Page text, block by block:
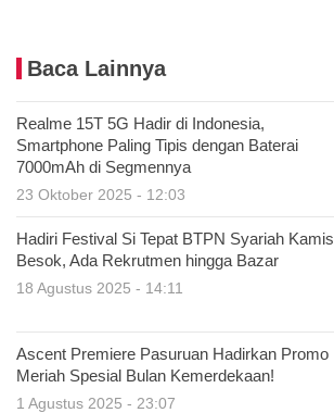
Baca Lainnya
Realme 15T 5G Hadir di Indonesia,
Smartphone Paling Tipis dengan Baterai
7000mAh di Segmennya
23 Oktober 2025 - 12:03
Hadiri Festival Si Tepat BTPN Syariah Kamis
Besok, Ada Rekrutmen hingga Bazar
18 Agustus 2025 - 14:11
Ascent Premiere Pasuruan Hadirkan Promo
Meriah Spesial Bulan Kemerdekaan!
1 Agustus 2025 - 23:07